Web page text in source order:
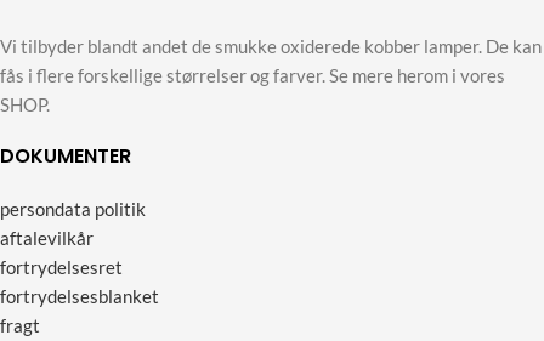
Vi tilbyder blandt andet de smukke oxiderede kobber lamper. De kan
fås i flere forskellige størrelser og farver. Se mere herom i vores
SHOP.
DOKUMENTER
persondata politik
aftalevilkår
fortrydelsesret
fortrydelsesblanket
fragt